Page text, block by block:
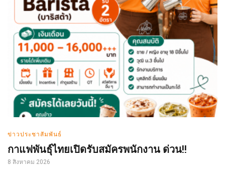
ข่าวประชาสัมพันธ์
กาแฟพันธุ์ไทยเปิดรับสมัครพนักงาน ด่วน!!
8 สิงหาคม 2026